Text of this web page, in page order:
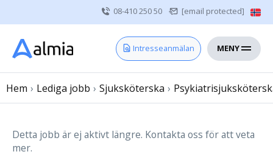
08-410 250 50 [email protected]
Intresseanmälan MENY
Hem
Vårdgivare
Om oss
Hem › Lediga jobb › Sjuksköterska ›
Detta jobb är ej aktivt längre. Kontakta oss för att veta
mer.